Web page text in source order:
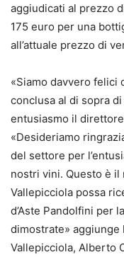
aggiudicati al prezzo
175 euro per una
all’attuale prezzo di
«Siamo davvero felici
conclusa al di sopra
entusiasmo il
«Desideriamo
del settore per
nostri vini. Questo è
Vallepicciola possa
d’Aste Pandolfini per
dimostrate» aggiunge
Vallepicciola, Alberto